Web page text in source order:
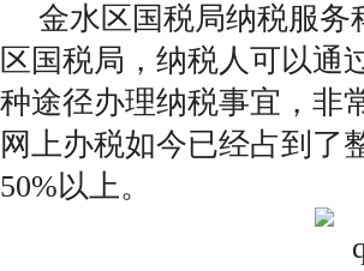
金水区国税局纳税服
区国税局，纳税人可以通
种途径办理纳税事宜，非
网上办税如今已经占到了
50%以上。